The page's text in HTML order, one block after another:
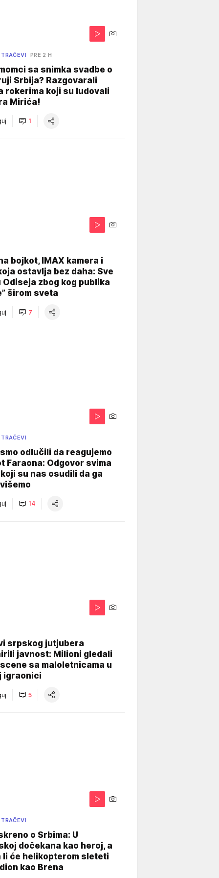
PRE 2 H
sa snimka svadbe o
Srbija? Razgovarali
rokerima koji su ludovali
Mirića!
1
bojkot, IMAX kamera i
ostavlja bez daha: Sve
Odiseja zbog kog publika
širom sveta
7
odlučili da reagujemo
Faraona: Odgovor svima
su nas osudili da ga
14
srpskog jutjubera
javnost: Milioni gledali
sa maloletnicama u
igraonici
5
o Srbima: U
dočekana kao heroj, a
li će helikopterom sleteti
kao Brena